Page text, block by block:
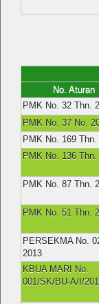
No. Aturan
PMK No. 32 Thn.
PMK No. 37 No.
PMK No. 169 Thn.
PMK No. 136
PMK No. 87 Thn.
PMK No. 51 Thn.
PERSEKMA No.
2013
KBUA MARI No.
001/SK/BU-A/I/